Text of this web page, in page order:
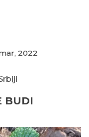
2022
BUDI